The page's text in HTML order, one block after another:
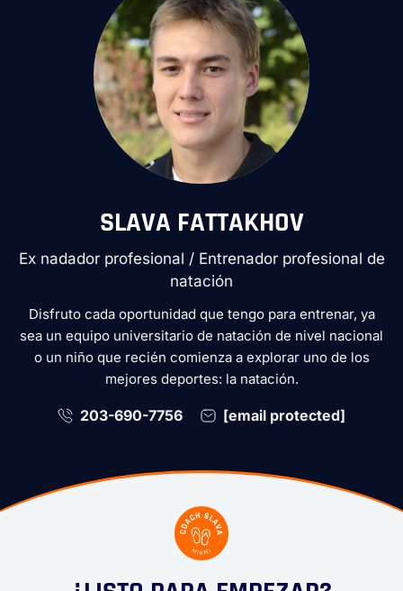
SLAVA FATTAKHOV
Ex nadador profesional / Entrenador profesional de
natación
Disfruto cada oportunidad que tengo para entrenar, ya
sea un equipo universitario de natación de nivel nacional
o un niño que recién comienza a explorar uno de los
mejores deportes: la natación.
203-690-7756 [email protected]